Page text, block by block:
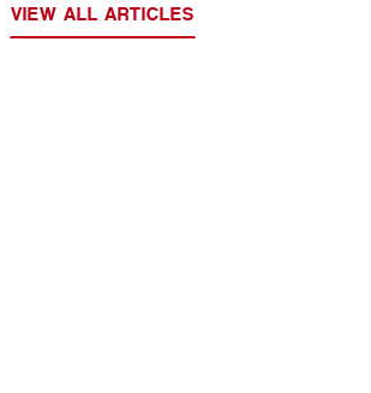
VIEW ALL ARTICLES